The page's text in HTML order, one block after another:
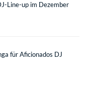
Line-up im Dezember
für Aficionados DJ